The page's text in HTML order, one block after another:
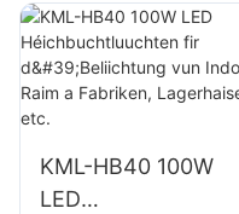
ng KML-FL2C
750W LED
Flutluuchten
Liwwerant
KML-HB40 100W
LED